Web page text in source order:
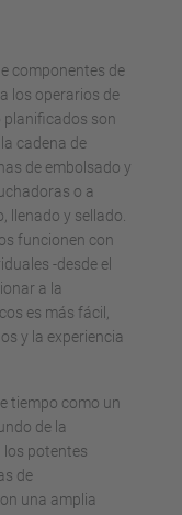
componentes de
los operarios de
planificados son
cadena de
de embolsado y
o a
llenado y sellado.
funcionen con
-desde el
a la
es más fácil,
y la experiencia
tiempo como un
de la
los potentes
de
una amplia